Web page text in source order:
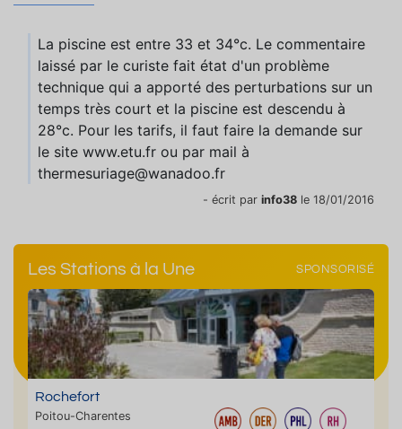
La piscine est entre 33 et 34°c. Le commentaire
laissé par le curiste fait état d'un problème
technique qui a apporté des perturbations sur un
temps très court et la piscine est descendu à
28°c. Pour les tarifs, il faut faire la demande sur
le site www.etu.fr ou par mail à
thermesuriage@wanadoo.fr
- écrit par info38 le 18/01/2016
Les Stations à la Une SPONSORISÉ
Rochefort
Poitou-Charentes